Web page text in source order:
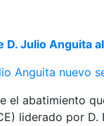
D. Julio Anguita
Anguita nuevo
abatimiento
liderado por